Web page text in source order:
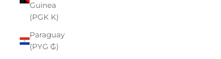
Guinea
(PGK K)
Paraguay
(PYG ₲)